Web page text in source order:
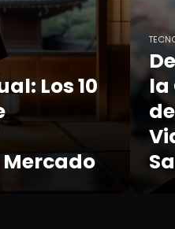
Los 10
la